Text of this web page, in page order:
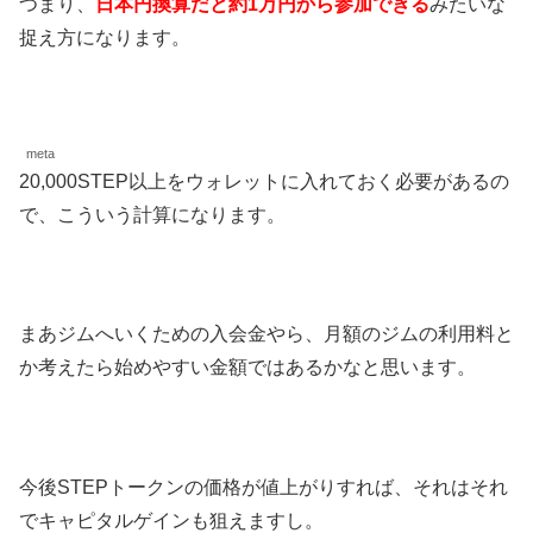
捉え方になります。
meta
20,000STEP以上をウォレットに入れておく必要があるの
で、こういう計算になります。
まあジムへいくための入会金やら、月額のジムの利用料と
か考えたら始めやすい金額ではあるかなと思います。
今後STEPトークンの価格が値上がりすれば、それはそれ
でキャピタルゲインも狙えますし。